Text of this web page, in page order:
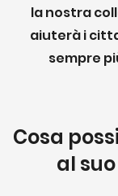
la nostra
aiuterà i
sempre
Cosa
al